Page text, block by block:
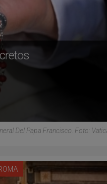
Del Papa Francisco. Foto: